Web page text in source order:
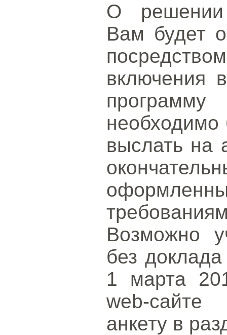
О решении
Вам будет
включения
выслать на
Возможно
без
1 марта
web-сайте
анкету в